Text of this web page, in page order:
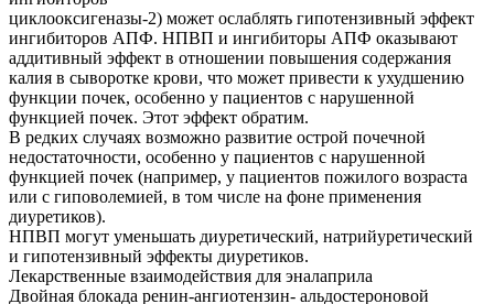
циклооксигеназы-2) может ослаблять гипотензивный эффект
ингибиторов АПФ. НПВП и ингибиторы АПФ оказывают
аддитивный эффект в отношении повышения содержания
калия в сыворотке крови, что может привести к ухудшению
функции почек, особенно у пациентов с нарушенной
функцией почек. Этот эффект обратим.
В редких случаях возможно развитие острой почечной
недостаточности, особенно у пациентов с нарушенной
функцией почек (например, у пациентов пожилого возраста
или с гиповолемией, в том числе на фоне применения
диуретиков).
НПВП могут уменьшать диуретический, натрийуретический
и гипотензивный эффекты диуретиков.
Лекарственные взаимодействия для эналаприла
Двойная блокада ренин-ангиотензин- альдостероновой